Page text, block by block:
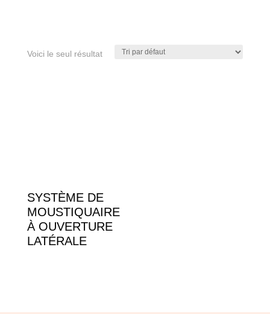
Voici le seul résultat
SYSTÈME DE
MOUSTIQUAIRE
À OUVERTURE
LATÉRALE